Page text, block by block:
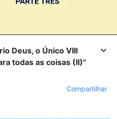
Deus, o Único VIII
todas as coisas (II)"
Compartilhar